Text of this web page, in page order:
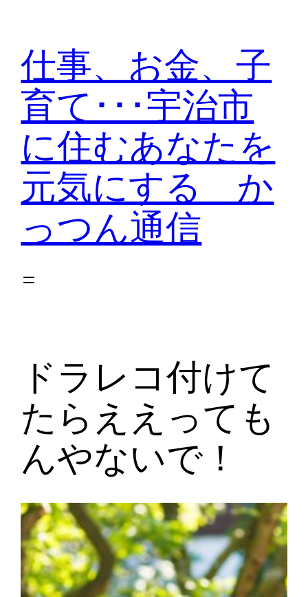
仕事、お金、子
育て･･･宇治市
に住むあなたを
元気にする か
っつん通信
ドラレコ付けて
たらええっても
んやないで！